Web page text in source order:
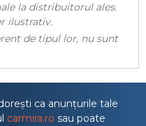
la distribuitorul ales.
ilustrativ.
de tipul lor, nu sunt
ca anunțurile tale
carmira.ro sau poate